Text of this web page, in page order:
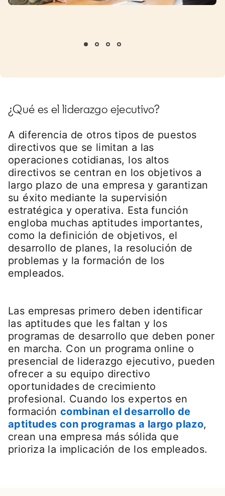
¿Qué es el liderazgo ejecutivo?
A diferencia de otros tipos de puestos
directivos que se limitan a las
operaciones cotidianas, los altos
directivos se centran en los objetivos a
largo plazo de una empresa y garantizan
su éxito mediante la supervisión
estratégica y operativa. Esta función
engloba muchas aptitudes importantes,
como la definición de objetivos, el
desarrollo de planes, la resolución de
problemas y la formación de los
empleados.
Las empresas primero deben identificar
las aptitudes que les faltan y los
programas de desarrollo que deben poner
en marcha. Con un programa online o
presencial de liderazgo ejecutivo, pueden
ofrecer a su equipo directivo
oportunidades de crecimiento
profesional. Cuando los expertos en
formación combinan el desarrollo de
aptitudes con programas a largo plazo,
crean una empresa más sólida que
prioriza la implicación de los empleados.